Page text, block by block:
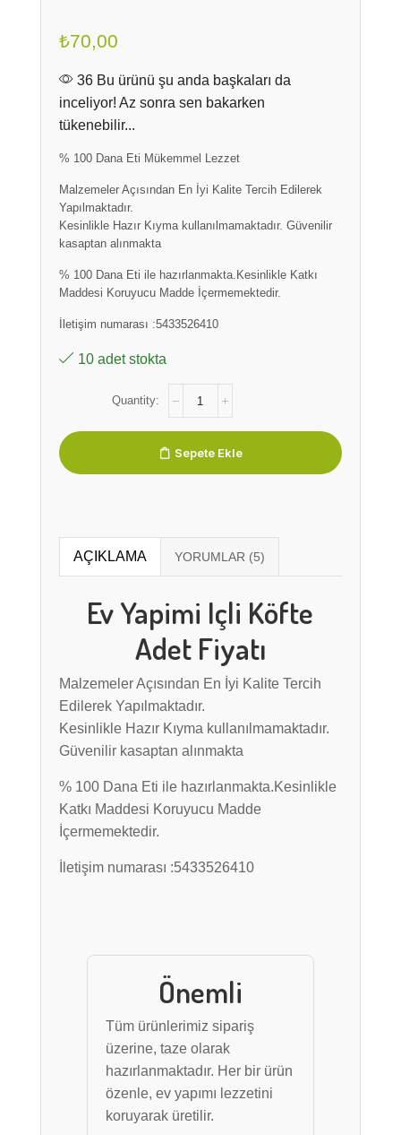
₺70,00
36 Bu ürünü şu anda başkaları da
inceliyor! Az sonra sen bakarken
tükenebilir...
% 100 Dana Eti Mükemmel Lezzet
Malzemeler Açısından En İyi Kalite Tercih Edilerek
Yapılmaktadır.
Kesinlikle Hazır Kıyma kullanılmamaktadır. Güvenilir
kasaptan alınmakta
% 100 Dana Eti ile hazırlanmakta.Kesinlikle Katkı
Maddesi Koruyucu Madde İçermemektedir.
İletişim numarası :5433526410
10 adet stokta
Sepete Ekle
AÇIKLAMA
Ev Yapimi Içli Köfte
Adet Fiyatı
Malzemeler Açısından En İyi Kalite Tercih
Edilerek Yapılmaktadır.
Kesinlikle Hazır Kıyma kullanılmamaktadır.
Güvenilir kasaptan alınmakta
% 100 Dana Eti ile hazırlanmakta.Kesinlikle
Katkı Maddesi Koruyucu Madde
İçermemektedir.
İletişim numarası :5433526410
Önemli
Tüm ürünlerimiz sipariş
üzerine, taze olarak
hazırlanmaktadır. Her bir ürün
özenle, ev yapımı lezzetini
koruyarak üretilir.